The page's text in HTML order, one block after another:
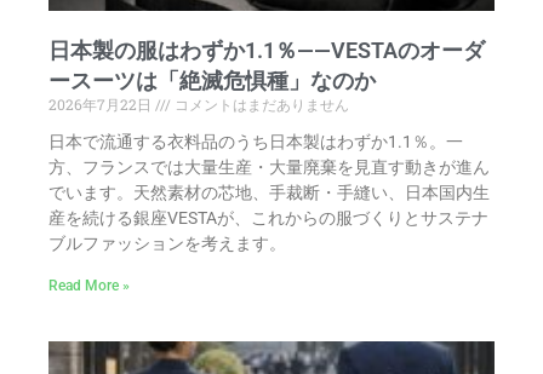
日本製の服はわずか1.1％——VESTAのオーダ
ースーツは「絶滅危惧種」なのか
2026年7月22日
コメントはまだありません
日本で流通する衣料品のうち日本製はわずか1.1％。一
方、フランスでは大量生産・大量廃棄を見直す動きが進ん
でいます。天然素材の芯地、手裁断・手縫い、日本国内生
産を続ける銀座VESTAが、これからの服づくりとサステナ
ブルファッションを考えます。
Read More »